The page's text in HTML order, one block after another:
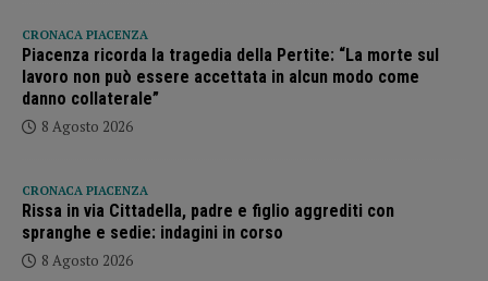
CRONACA PIACENZA
Piacenza ricorda la tragedia della Pertite: “La morte sul
lavoro non può essere accettata in alcun modo come
danno collaterale”
8 Agosto 2026
CRONACA PIACENZA
Rissa in via Cittadella, padre e figlio aggrediti con
spranghe e sedie: indagini in corso
8 Agosto 2026